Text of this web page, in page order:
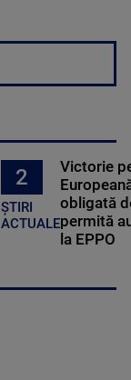
2
ȘTIRI
ACTUALE
Victorie
obligată
permită
la EPPO